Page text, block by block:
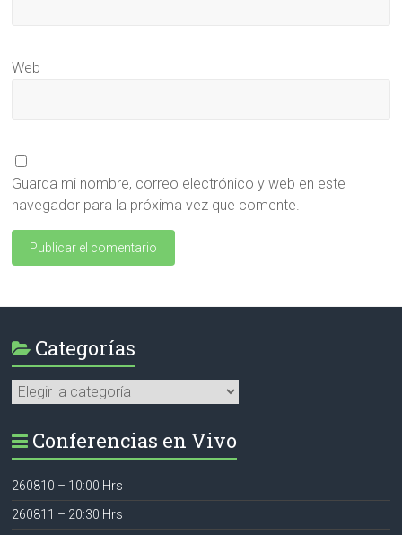
Web
Guarda mi nombre, correo electrónico y web en este
navegador para la próxima vez que comente.
Categorías
Categorías
Conferencias en Vivo
260810 – 10:00 Hrs
260811 – 20:30 Hrs